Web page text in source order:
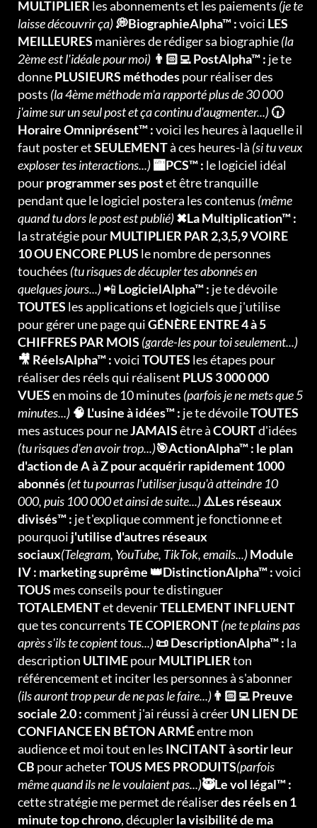
MULTIPLIER les abonnements et les paiements (je te
laisse découvrir ça)💭BiographieAlpha™ :voici LES
MEILLEURES manières de rédiger sa biographie(la
2ème est l'idéale pour moi) 👨🏻‍💻 PostAlpha™ : je te
donnePLUSIEURS méthodespour réaliser des
posts (la 4ème méthode m'a rapporté plus de 30 000
j'aime sur un seul post et ça continu d'augmenter...)🕡
Horaire Omniprésent™ :voici les heures à laquelle il
faut poster etSEULEMENTà ces heures-là (si tu veux
exploser tes interactions...)🏧PCS™ : le logiciel idéal
pourprogrammer ses postet être tranquille
pendant que le logiciel postera les contenus (même
quand tu dors le post est publié)✖La Multiplication™ :
la stratégie pourMULTIPLIER PAR 2,3,5,9 VOIRE
10 OU ENCORE PLUS le nombre de personnes
touchées (tu risques de décupler tes abonnés en
quelques jours...)📲 LogicielAlpha™ : je te dévoile
TOUTES les applications et logiciels que j'utilise
pour gérer une page quiGÉNÈRE ENTRE 4 à 5
CHIFFRES PAR MOIS (garde-les pour toi seulement...)
🎥 RéelsAlpha™ :voiciTOUTES les étapes pour
réaliser des réels qui réalisent PLUS 3 000 000
VUESen moins de 10 minutes (parfois je ne mets que 5
minutes...) 🧠 L'usine à idées™ : je te dévoileTOUTES
mes astuces pour neJAMAISêtre àCOURTd'idées
(tu risques d'en avoir trop...)🎯ActionAlpha™ : le plan
d'action de A à Z pour acquérir rapidement 1000
abonnés(et tu pourras l'utiliser jusqu'à atteindre 10
000, puis 100 000 et ainsi de suite...)⚠️Les réseaux
divisés™ : je t'explique comment je fonctionne et
pourquoi j'utilise d'autres réseaux
sociaux(Telegram, YouTube, TikTok, emails...)Module
IV : marketing suprême 👑DistinctionAlpha™ :voici
TOUS mes conseils pour te distinguer
TOTALEMENTet devenirTELLEMENT INFLUENT
que tes concurrentsTE COPIERONT(ne te plains pas
après s'ils te copient tous...)📜 DescriptionAlpha™ : la
description ULTIMEpourMULTIPLIERton
référencement et inciter les personnes à s'abonner
(ils auront trop peur de ne pas le faire...)👨🏻‍💻 Preuve
sociale 2.0 :comment j'ai réussi à créerUN LIEN DE
CONFIANCE EN BÉTON ARMÉentre mon
audience et moi tout en les INCITANT à sortir leur
CB pour acheterTOUS MES PRODUITS(parfois
même quand ils ne le voulaient pas...)🥷Le vol légal™ :
cette stratégie me permet de réaliserdes réels en 1
minute top chrono, décuplerla visibilité de ma